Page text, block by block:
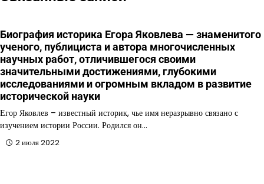
Биография историка Егора Яковлева — знаменитого
ученого, публициста и автора многочисленных
научных работ, отличившегося своими
значительными достижениями, глубокими
исследованиями и огромным вкладом в развитие
исторической науки
Егор Яковлев – известный историк, чье имя неразрывно связано с
изучением истории России. Родился он…
2 июля 2022